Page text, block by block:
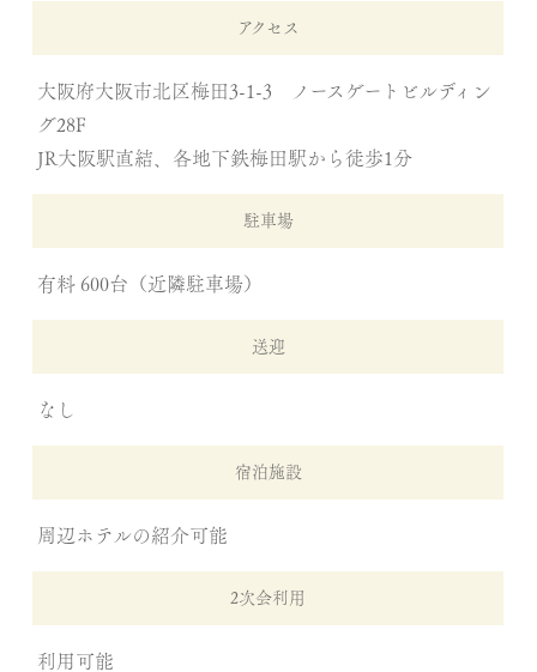
アクセス
大阪府大阪市北区梅田3-1-3 ノースゲートビルディン
グ28F
JR大阪駅直結、各地下鉄梅田駅から徒歩1分
駐車場
有料 600台（近隣駐車場）
送迎
なし
宿泊施設
周辺ホテルの紹介可能
2次会利用
利用可能